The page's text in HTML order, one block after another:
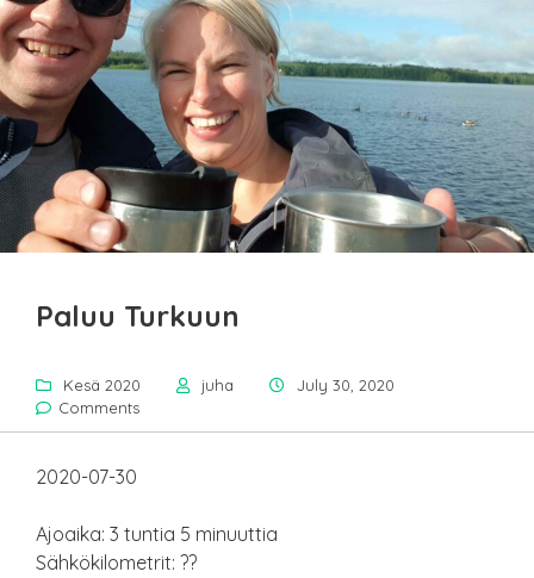
Paluu Turkuun
Kesä 2020 juha
July 30, 2020
Comments
2020-07-30
Ajoaika: 3 tuntia 5 minuuttia
Sähkökilometrit: ??